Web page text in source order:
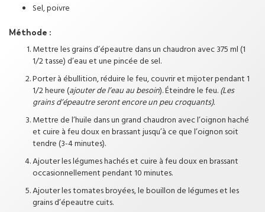
Sel, poivre
Méthode :
Mettre les grains d’épeautre dans un chaudron avec 375 ml (1
1/2 tasse) d’eau et une pincée de sel.
Porter à ébullition, réduire le feu, couvrir et mijoter pendant 1
1/2 heure (ajouter de l’eau au besoin). Éteindre le feu.(Les
grains d’épeautre seront encore un peu croquants).
Mettre de l’huile dans un grand chaudron avec l’oignon haché
et cuire à feu doux en brassant jusqu’à ce que l’oignon soit
tendre (3-4 minutes).
Ajouter les légumes hachés et cuire à feu doux en brassant
occasionnellement pendant 10 minutes.
Ajouter les tomates broyées, le bouillon de légumes et les
grains d’épeautre cuits.